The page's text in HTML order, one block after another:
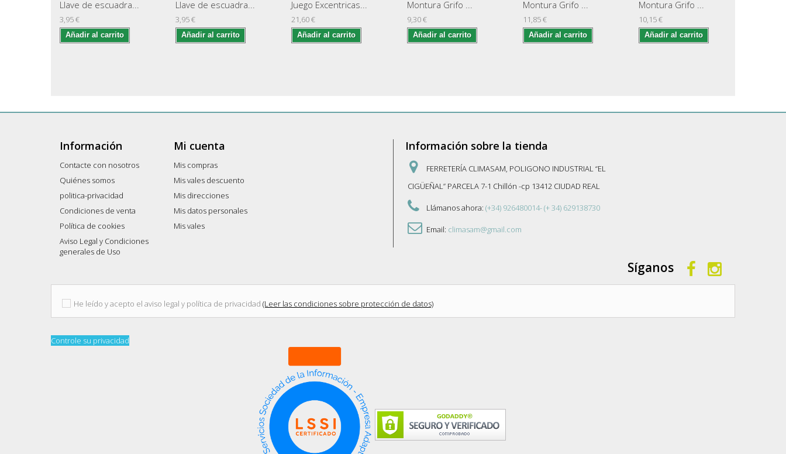
Llave de escuadra...
3,95 €
Añadir al carrito
Llave de escuadra...
3,95 €
Añadir al carrito
Juego Excentricas...
21,60 €
Añadir al carrito
Montura Grifo ...
9,30 €
Añadir al carrito
Montura Grifo ...
11,85 €
Añadir al carrito
Montura Grifo ...
10,15 €
Añadir al carrito
Información
Contacte con nosotros
Quiénes somos
politica-privacidad
Condiciones de venta
Política de cookies
Aviso Legal y Condiciones
generales de Uso
Mi cuenta
Mis compras
Mis vales descuento
Mis direcciones
Mis datos personales
Mis vales
Información sobre la tienda
FERRETERÍA CLIMASAM, POLIGONO INDUSTRIAL “EL
CIGÜEÑAL” PARCELA 7-1 Chillón -cp 13412 CIUDAD REAL
Llámanos ahora: (+34) 926480014- (+ 34) 629138730
Email: climasam@gmail.com
Síganos
He leído y acepto el aviso legal y política de privacidad (Leer las condiciones sobre protección de datos)
Controle su privacidad